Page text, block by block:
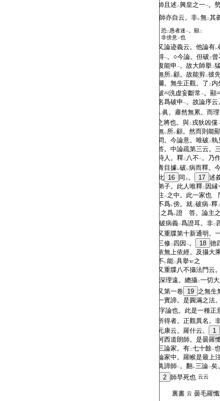
師且述 二興皇之一一。
師亦自云。非レ無二其
恐二 愚者迷一 。顯二
非傍意一也
又論迹義云。他論有レ
得一。○今論。但破三曾
復能申 一。故大師擧二
無所レ顧。故能剪二彼
爾。無生正觀。了 二 内
破 洗虚妄斷常一。顯
名爲破申 一。故論序云
レ眞。肅然無累。而
之將也。與二戎狄凶儻一
無レ所レ顧。然而則能
問。今論意。唯破 二執
答。中論疏第三云。
時人。釋二 八不一。乃
青目據レ破 レ病而釋。
此 16 同 上 。 17 述
弟子。此人唯釋二 因縁
注一之中。此一家也
不爲レ傍。就二破病一釋二
レ之爲レ證 答。論主
破病義一爲證耳。非二
又重牒第十新通明。
三修二 四因 一。 18 徳
依無上依經。及攝大
不 レ能二具擧
之
又重牒八不攝法門云
深理遠。總攝二一切
又第一卷 19 之無生
一實諦。是圓滿之法
字論也。此是一種正
所得者。正觀異名。
元康云。羅什云。
1
河西道朗師。是曇羅
三論家。有二七十餘一
論家中。羅睺是最上
眞諦師一。翻レ三論一矣
2 師早死也 云云
裏書 云 曇毛羅